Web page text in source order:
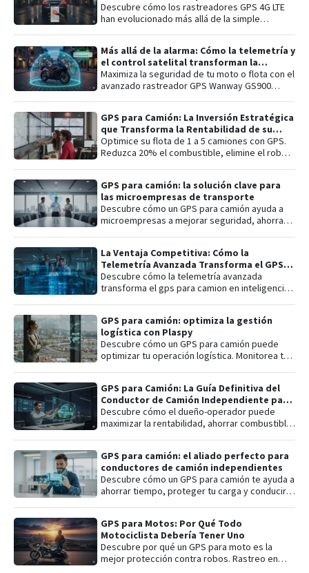
Descubre cómo los rastreadores GPS 4G LTE
han evolucionado más allá de la simple
y el análisis de telemetría detallada con la
plataforma Plaspy para proteger tu vehículo o
flota de manera integral.
Más allá de la alarma: Cómo la telemetría y
el control satelital transforman la
seguridad de tu moto
Maximiza la seguridad de tu moto o flota con el
avanzado rastreador GPS Wanway GS900
real , apagado remoto de motor , historial
detallado de rutas y alertas inteligentes de
encendido o desconexión. Una solución "todo
en uno" que incluye un año de conectividad y
monitoreo profesional para proteger tu
inversión las 24 horas.
GPS para Camión: La Inversión Estratégica
que Transforma la Rentabilidad de su
Microempresa en la Región Andina
Optimice su flota de 1 a 5 camiones con GPS.
Reduzca 20% el combustible, elimine el robo y
GPS para camión: la solución clave para
las microempresas de transporte
Descubre cómo un GPS para camión ayuda a
microempresas a mejorar seguridad, ahorrar
La Ventaja Competitiva: Cómo la
Telemetría Avanzada Transforma el GPS
para Camión en una Herramienta de
Inteligencia Logística B2B
Descubre cómo la telemetría avanzada
transforma el gps para camion en inteligencia
GPS para camión: optimiza la gestión
logística con Plaspy
Descubre cómo un GPS para camión puede
optimizar tu operación logística. Monitorea tus
eficientes con Plaspy, la plataforma de rastreo
satelital accesible y fácil de usar para
empresas de transporte.
GPS para Camión: La Guía Definitiva del
Conductor de Camión Independiente para
Maximizar Rentabilidad y Seguridad
Descubre cómo el dueño-operador puede
maximizar la rentabilidad, ahorrar combustible
GPS para camión: el aliado perfecto para
conductores de camión independientes
Descubre cómo un GPS para camión te ayuda a
ahorrar tiempo, proteger tu carga y conducir
GPS para Motos: Por Qué Todo
Motociclista Debería Tener Uno
Descubre por qué un GPS para moto es la
mejor protección contra robos. Rastreo en